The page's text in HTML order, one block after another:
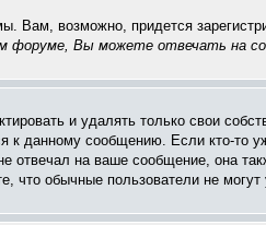
Вам, возможно, придется
Вы можете отвечать на
и удалять только свои
к данному сообщению. Если кто-то
отвечал на ваше сообщение, она
что обычные пользователи не